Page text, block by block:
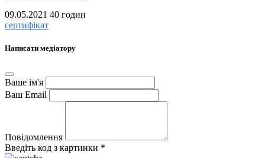
09.05.2021 40 годин
сертифікат
Написати медіатору
Ваше ім'я
Ваш Email
Повідомлення
Введіть код з картинки *